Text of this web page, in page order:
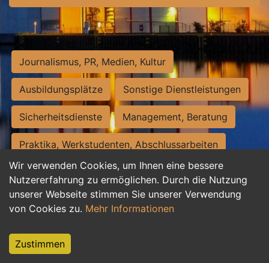
Wir verwenden Cookies, um Ihnen eine bessere
Nutzererfahrung zu ermöglichen. Durch die Nutzung
unserer Webseite stimmen Sie unserer Verwendung
von Cookies zu. Mehr Informationen
Zustimmen
Journalismus, PR, Medien, Kultur
Ausbildungsplätze Sonstige Dienstleistungen
Sicherheitsdienste Management, Beratung
Praktika, Werkstudenten, Abschlussarbeiten
Personalwesen Assistenz, Sekretariat
Hilfskräfte, Aushilfs- und Nebenjobs
Weiterbildung, Studium, duale Ausbildung